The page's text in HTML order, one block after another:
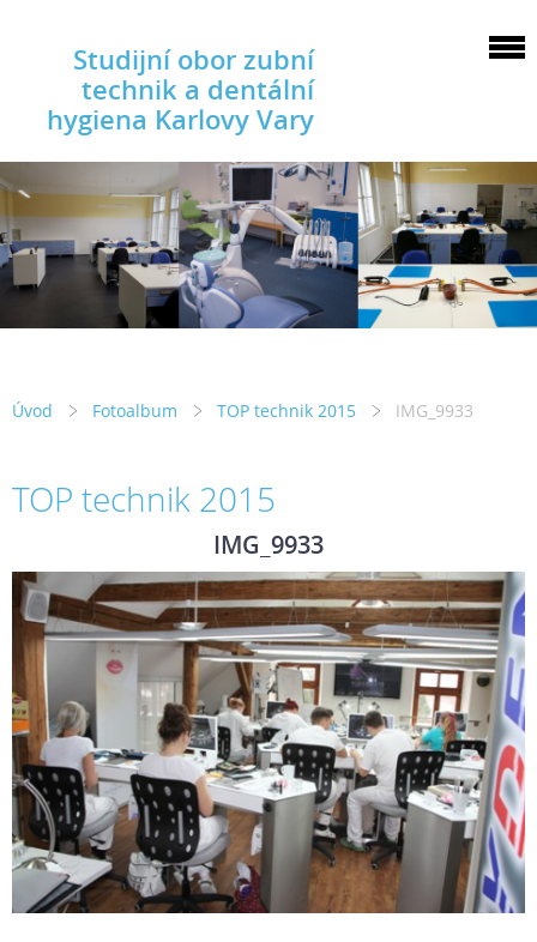
Studijní obor zubní
technik a dentální
hygiena Karlovy Vary
Úvod Fotoalbum TOP technik 2015 IMG_9933
TOP technik 2015
IMG_9933